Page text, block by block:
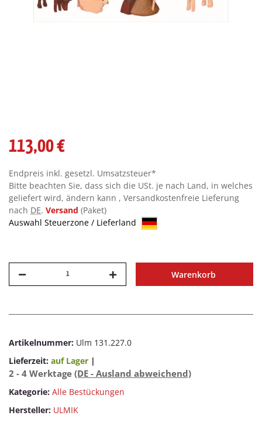
113,00 €
Endpreis inkl. gesetzl. Umsatzsteuer*
Bitte beachten Sie, dass sich die USt. je nach Land, in welches
geliefert wird, ändern kann , Versandkostenfreie Lieferung
nach DE. Versand (Paket)
Auswahl Steuerzone / Lieferland
Warenkorb
Artikelnummer: Ulm 131.227.0
Lieferzeit: auf Lager |
2 - 4 Werktage (DE - Ausland abweichend)
Kategorie: Alle Bestückungen
Hersteller: ULMIK